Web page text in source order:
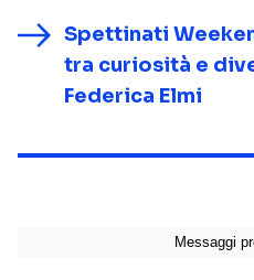
Spettinati
tra curiosità e
Federica Elmi